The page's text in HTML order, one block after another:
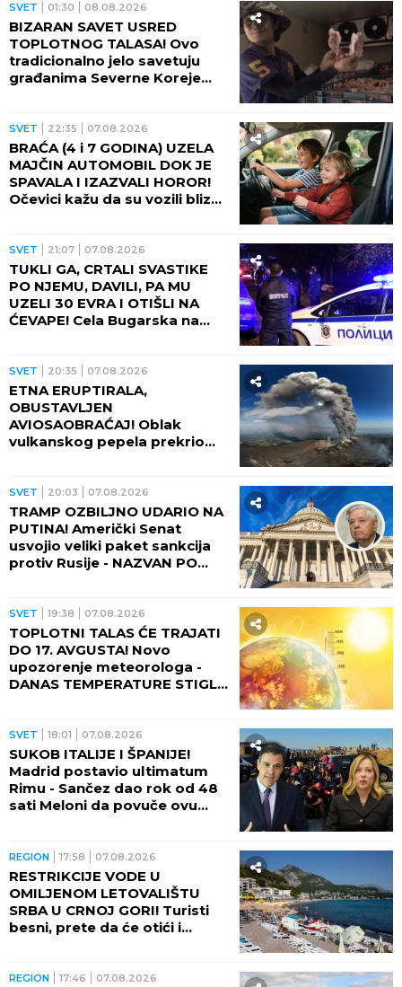
SVET 01:30 08.08.2026
BIZARAN SAVET USRED
TOPLOTNOG TALASA! Ovo
tradicionalno jelo savetuju
građanima Severne Koreje
SVET 22:35 07.08.2026
BRAĆA (4 i 7 GODINA) UZELA
MAJČIN AUTOMOBIL DOK JE
SPAVALA I IZAZVALI HOROR!
Očevici kažu da su vozili blizu
SVET 21:07 07.08.2026
TUKLI GA, CRTALI SVASTIKE
PO NJEMU, DAVILI, PA MU
UZELI 30 EVRA I OTIŠLI NA
ĆEVAPE! Cela Bugarska na
MALOLETNIKA, UVUKLI GA U
JEZIVU ZAMKU!
SVET 20:35 07.08.2026
ETNA ERUPTIRALA,
OBUSTAVLJEN
AVIOSAOBRAĆAJ! Oblak
vulkanskog pepela prekrio
SVET 20:03 07.08.2026
TRAMP OZBILJNO UDARIO NA
PUTINA! Američki Senat
usvojio veliki paket sankcija
protiv Rusije - NAZVAN PO
SVET 19:38 07.08.2026
TOPLOTNI TALAS ĆE TRAJATI
DO 17. AVGUSTA! Novo
upozorenje meteorologa -
DANAS TEMPERATURE STIGLE
SVET 18:01 07.08.2026
SUKOB ITALIJE I ŠPANIJE!
Madrid postavio ultimatum
Rimu - Sančez dao rok od 48
sati Meloni da povuče ovu
REGION 17:58 07.08.2026
RESTRIKCIJE VODE U
OMILJENOM LETOVALIŠTU
SRBA U CRNOJ GORI! Turisti
besni, prete da će otići i
REGION 17:46 07.08.2026